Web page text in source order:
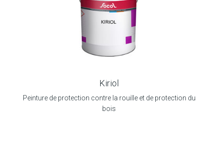
Kiriol
Peinture de protection contre la rouille et de protection du
bois